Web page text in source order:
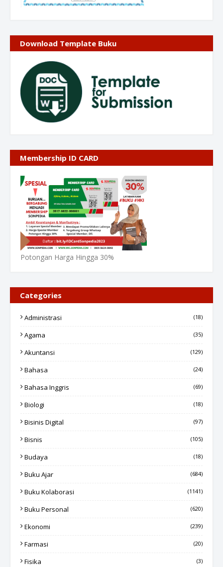
Download Template Buku
Membership ID CARD
Potongan Harga Hingga 30%
Categories
Administrasi (18)
Agama (35)
Akuntansi (129)
Bahasa (24)
Bahasa Inggris (69)
Biologi (18)
Bisinis Digital (97)
Bisnis (105)
Budaya (18)
Buku Ajar (684)
Buku Kolaborasi (1141)
Buku Personal (620)
Ekonomi (239)
Farmasi (20)
Fisika (3)